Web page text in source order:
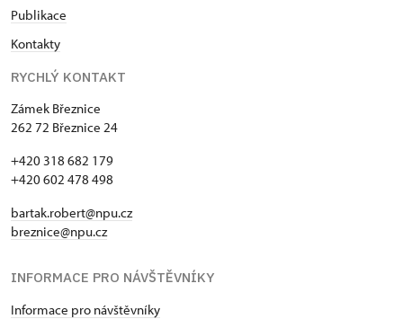
Stavební geologie – Geotechnika a.s. Praha –
* Krédo: • Mým cílem je udržet kvalitu péče o
památku vč. celého zámeckého areálu, kvalitu
celkového dojmu z návštěvy památkového objektu
na stávající úrovni, případně ji dále zvyšovat. Mým
přáním je, aby návštěva st. zámku Březnice jako
celku poskytovala návštěvníkům dobrý pocit a
poznání, uvědomění si úcty ke slavné historii. Úcta
k naší minulosti vede v důsledku k posílení
komunitě, ve které žijeme.
Publikace
Kontakty
RYCHLÝ KONTAKT
Zámek Březnice
262 72 Březnice 24
+420 318 682 179
+420 602 478 498
bartak.robert@npu.cz
breznice@npu.cz
INFORMACE PRO NÁVŠTĚVNÍKY
Informace pro návštěvníky